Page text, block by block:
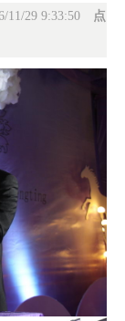
11/29 9:33:50
点